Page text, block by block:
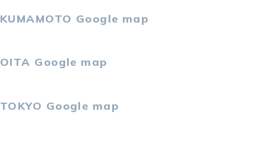
KUMAMOTO Google map
OITA Google map
TOKYO Google map